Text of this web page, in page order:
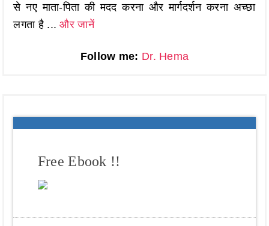
से नए माता-पिता की मदद करना और मार्गदर्शन करना अच्छा
लगता है ...और जानें
Follow me: Dr. Hema
Free Ebook !!